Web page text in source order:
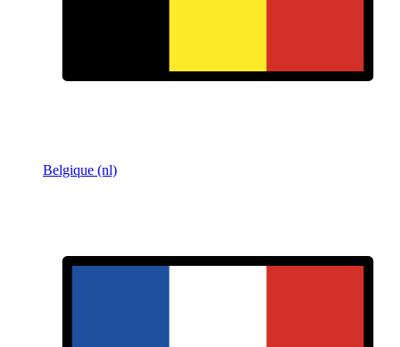
Belgique (nl)